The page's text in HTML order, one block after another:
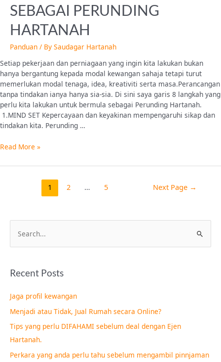
SEBAGAI PERUNDING
HARTANAH
Panduan / By Saudagar Hartanah
Setiap pekerjaan dan perniagaan yang ingin kita lakukan bukan
hanya bergantung kepada modal kewangan sahaja tetapi turut
memerlukan modal tenaga, idea, kreativiti serta masa.Perancangan
tanpa tindakan ianya hanya sia-sia. Di sini saya garis 8 langkah yang
perlu kita lakukan untuk bermula sebagai Perunding Hartanah.
1.MIND SET Kepercayaan dan keyakinan mempengaruhi sikap dan
tindakan kita. Perunding …
Read More »
1 2 … 5 Next Page →
e
r
h
f
o
r
:
Recent Posts
Jaga profil kewangan
Menjadi atau Tidak, Jual Rumah secara Online?
Tips yang perlu DIFAHAMI sebelum deal dengan Ejen
Hartanah.
Perkara yang anda perlu tahu sebelum mengambil pinnjaman